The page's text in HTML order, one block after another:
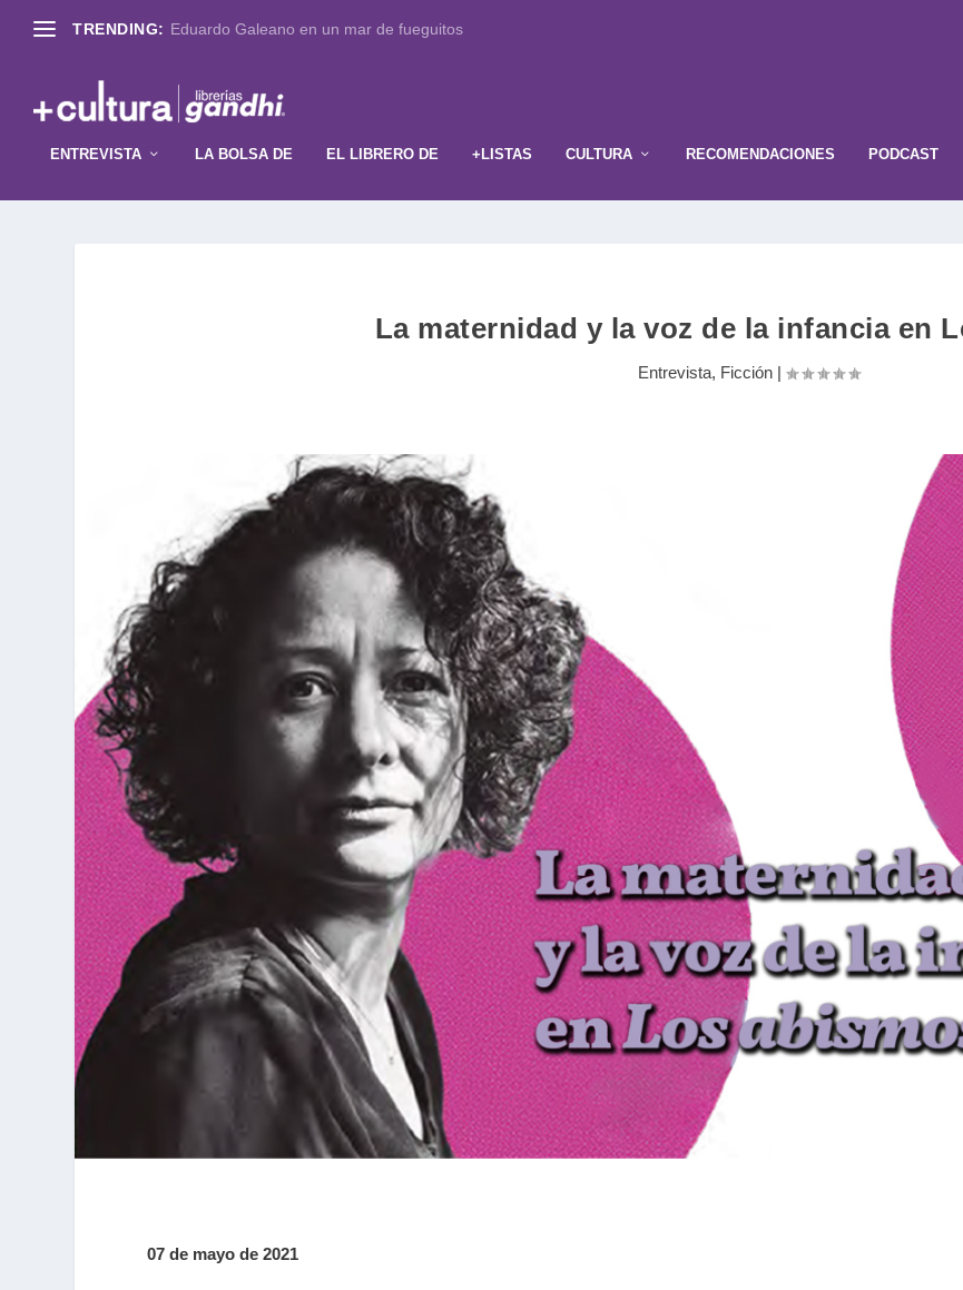
TRENDING: Eduardo Galeano en un mar de fueguitos
ENTREVISTA LA BOLSA DE EL LIBRERO DE +LISTAS CULTURA RECOMENDACIONES PODCAST
La maternidad y la voz de la infancia en
Entrevista, Ficción|
07 de mayo de 2021